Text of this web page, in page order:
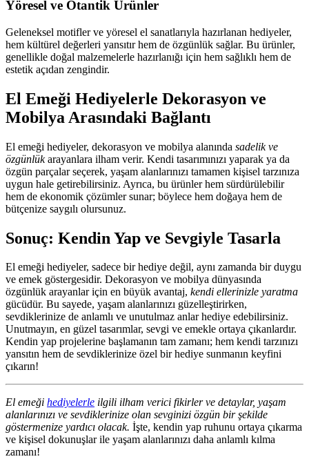
Yöresel ve Otantik Ürünler
Geleneksel motifler ve yöresel el sanatlarıyla hazırlanan hediyeler,
hem kültürel değerleri yansıtır hem de özgünlük sağlar. Bu ürünler,
genellikle doğal malzemelerle hazırlanığı için hem sağlıklı hem de
estetik açıdan zengindir.
El Emeği Hediyelerle Dekorasyon ve
Mobilya Arasındaki Bağlantı
El emeği hediyeler, dekorasyon ve mobilya alanında sadelik ve
özgünlükarayanlara ilham verir. Kendi tasarımınızı yaparak ya da
özgün parçalar seçerek, yaşam alanlarınızı tamamen kişisel tarzınıza
uygun hale getirebilirsiniz. Ayrıca, bu ürünler hem sürdürülebilir
hem de ekonomik çözümler sunar; böylece hem doğaya hem de
bütçenize saygılı olursunuz.
Sonuç: Kendin Yap ve Sevgiyle Tasarla
El emeği hediyeler, sadece bir hediye değil, aynı zamanda bir duygu
ve emek göstergesidir. Dekorasyon ve mobilya dünyasında
özgünlük arayanlar için en büyük avantaj, kendi ellerinizle yaratma
gücüdür. Bu sayede, yaşam alanlarınızı güzelleştirirken,
sevdiklerinize de anlamlı ve unutulmaz anlar hediye edebilirsiniz.
Unutmayın, en güzel tasarımlar, sevgi ve emekle ortaya çıkanlardır.
Kendin yap projelerine başlamanın tam zamanı; hem kendi tarzınızı
yansıtın hem de sevdiklerinize özel bir hediye sunmanın keyfini
çıkarın!
El emeği hediyelerle ilgili ilham verici fikirler ve detaylar, yaşam
alanlarınızı ve sevdiklerinize olan sevginizi özgün bir şekilde
göstermenize yardıcı olacak. İşte, kendin yap ruhunu ortaya çıkarma
ve kişisel dokunuşlar ile yaşam alanlarınızı daha anlamlı kılma
zamanı!